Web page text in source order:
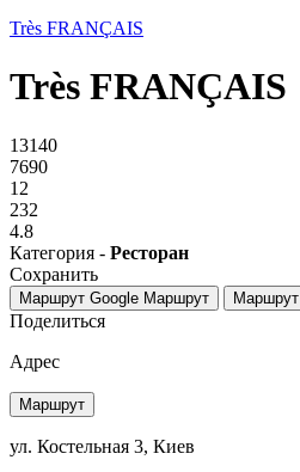
Très FRANÇAIS
Très FRANÇAIS
13140
7690
12
232
4.8
Категория - Ресторан
Сохранить
Маршрут Google Маршрут Маршрут
Поделиться
Адрес
Маршрут
ул. Костельная 3, Киев